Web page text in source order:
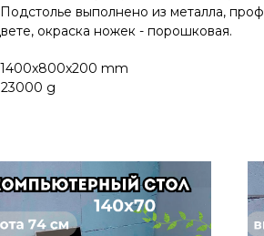
выполнено из металла,
окраска ножек - порошковая.
1400x800x200 mm
g